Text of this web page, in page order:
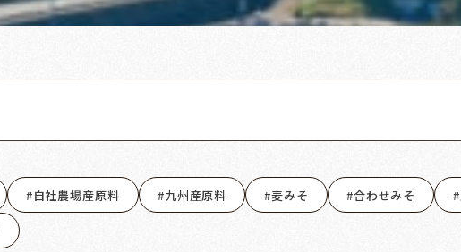
自社農場産原料 九州産原料 麦みそ 合わせみそ